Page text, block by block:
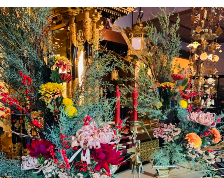
移
動